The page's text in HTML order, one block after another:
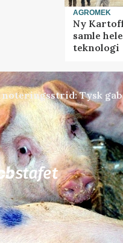
AGROMEK
Ny
samle
teknologi
Tysk
81ledige
Ringkøbing / Trainee